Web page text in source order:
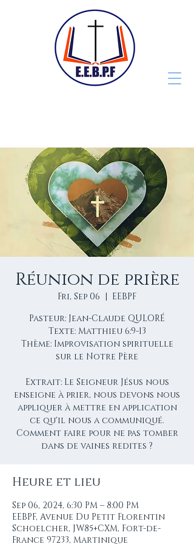
Réunion de prière
Fri, Sep 06
  |
EEBPF
Pasteur: Jean-Claude QULORÉ
Texte: Matthieu 6:9-13
Thème: Improvisation spirituelle
sur le Notre Père
Extrait: Le Seigneur Jésus nous
enseigne à prier, nous devons nous
appliquer à mettre en application
ce qu'il nous a communiqué.
Comment faire pour ne pas tomber
dans de vaines redites ?
Heure et lieu
Sep 06, 2024, 6:30 PM – 8:00 PM
EEBPF, Avenue Du Petit Florentin
Schoelcher, JW85+CXM, Fort-de-
France 97233, Martinique